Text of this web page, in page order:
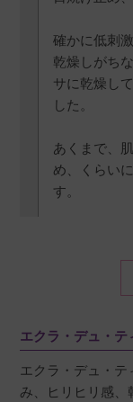
確かに低刺
乾燥しがち
サに乾燥し
した。
あくまで、
め、くらい
す。
若干伸びが
合う日焼け
みてよいか
購入者
エクラ・デュ・
エクラ・デュ・
み、ヒリヒリ感、